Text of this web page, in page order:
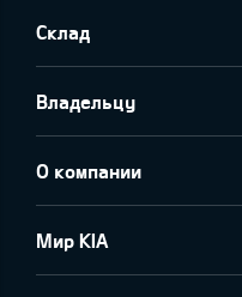
Склад
Владельцу
О компании
Мир KIA